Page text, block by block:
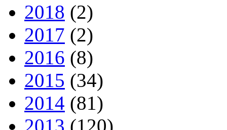
2018 (2)
2017 (2)
2016 (8)
2015 (34)
2014 (81)
2013 (120)